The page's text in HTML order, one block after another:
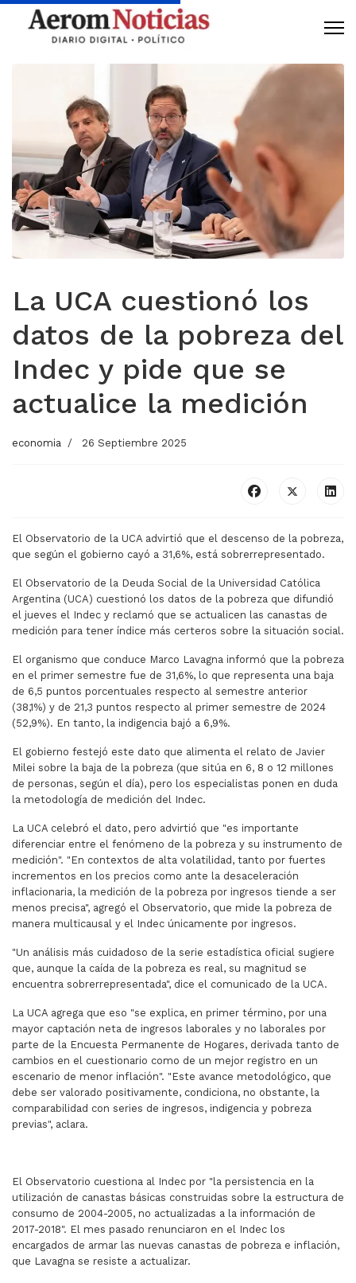
La UCA cuestionó los
datos de la pobreza del
Indec y pide que se
actualice la medición
economia 26 Septiembre 2025
El Observatorio de la UCA advirtió que el descenso de la pobreza,
que según el gobierno cayó a 31,6%, está sobrerrepresentado.
El Observatorio de la Deuda Social de la Universidad Católica
Argentina (UCA) cuestionó los datos de la pobreza que difundió
el jueves el Indec y reclamó que se actualicen las canastas de
medición para tener índice más certeros sobre la situación social.
El organismo que conduce Marco Lavagna informó que la pobreza
en el primer semestre fue de 31,6%, lo que representa una baja
de 6,5 puntos porcentuales respecto al semestre anterior
(38,1%) y de 21,3 puntos respecto al primer semestre de 2024
(52,9%). En tanto, la indigencia bajó a 6,9%.
El gobierno festejó este dato que alimenta el relato de Javier
Milei sobre la baja de la pobreza (que sitúa en 6, 8 o 12 millones
de personas, según el día), pero los especialistas ponen en duda
la metodología de medición del Indec.
La UCA celebró el dato, pero advirtió que "es importante
diferenciar entre el fenómeno de la pobreza y su instrumento de
medición". "En contextos de alta volatilidad, tanto por fuertes
incrementos en los precios como ante la desaceleración
inflacionaria, la medición de la pobreza por ingresos tiende a ser
menos precisa", agregó el Observatorio, que mide la pobreza de
manera multicausal y el Indec únicamente por ingresos.
"Un análisis más cuidadoso de la serie estadística oficial sugiere
que, aunque la caída de la pobreza es real, su magnitud se
encuentra sobrerrepresentada", dice el comunicado de la UCA.
La UCA agrega que eso "se explica, en primer término, por una
mayor captación neta de ingresos laborales y no laborales por
parte de la Encuesta Permanente de Hogares, derivada tanto de
cambios en el cuestionario como de un mejor registro en un
escenario de menor inflación". "Este avance metodológico, que
debe ser valorado positivamente, condiciona, no obstante, la
comparabilidad con series de ingresos, indigencia y pobreza
previas", aclara.
El Observatorio cuestiona al Indec por "la persistencia en la
utilización de canastas básicas construidas sobre la estructura de
consumo de 2004-2005, no actualizadas a la información de
2017-2018". El mes pasado renunciaron en el Indec los
encargados de armar las nuevas canastas de pobreza e inflación,
que Lavagna se resiste a actualizar.